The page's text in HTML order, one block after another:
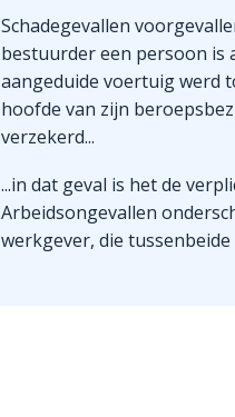
Schadegevallen
bestuurder een persoon is
aangeduide voertuig werd
hoofde van zijn
verzekerd...
...in dat geval is het de
Arbeidsongevallen
werkgever, die